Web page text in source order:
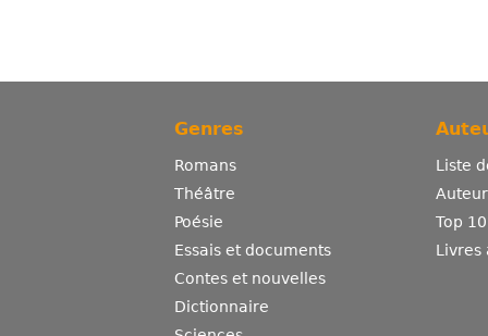
Genres
Romans
Théâtre
Poésie
Essais et documents
Contes et nouvelles
Dictionnaire
Liste
Top
Livres